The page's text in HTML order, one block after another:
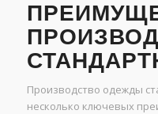
Производство одежды
несколько ключевых